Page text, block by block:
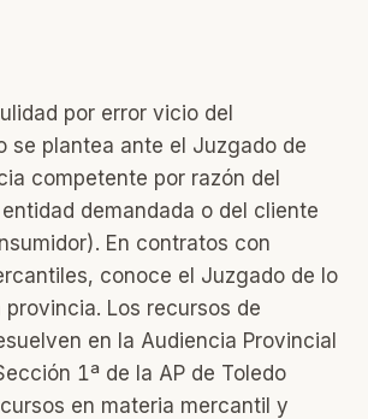
por error vicio del
se plantea ante el Juzgado de
competente por razón del
demandada o del cliente
En contratos con
conoce el Juzgado de lo
Los recursos de
en la Audiencia Provincial
1ª de la AP de Toledo
en materia mercantil y